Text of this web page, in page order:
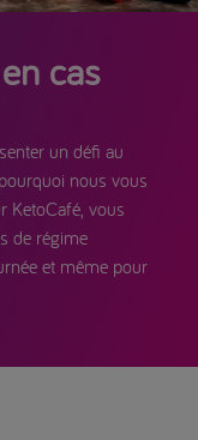
cas
un défi au
nous vous
KetoCafé, vous
de régime
et même pour